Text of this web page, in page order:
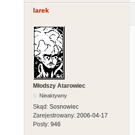
larek
Młodszy Atarowiec
Nieaktywny
Skąd: Sosnowiec
Zarejestrowany: 2006-04-17
Posty: 946